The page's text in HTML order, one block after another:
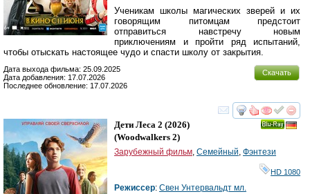
Ученикам школы магических зверей и их
говорящим питомцам предстоит
отправиться навстречу новым
приключениям и пройти ряд испытаний,
чтобы отыскать настоящее чудо и спасти школу от закрытия.
Скачать
Дата выхода фильма: 25.09.2025
Дата добавления: 17.07.2026
Последнее обновление: 17.07.2026
смотреть
Дети Леса 2 (2026)
(Woodwalkers 2)
Зарубежный фильм, Семейный, Фэнтези
HD 1080
Режиссер: Свен Унтервальдт мл.